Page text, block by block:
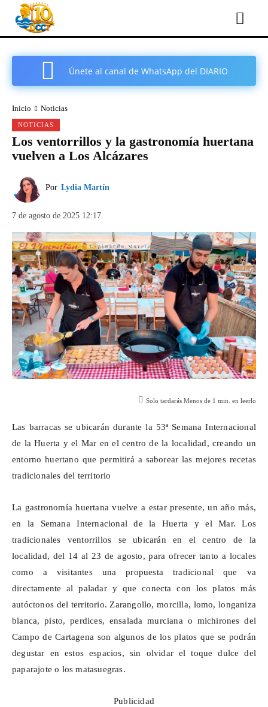
Únete al canal de WhatsApp del DIARIO
Inicio Noticias
NOTICIAS
Los ventorrillos y la gastronomía huertana
vuelven a Los Alcázares
Por Lydia Martín
7 de agosto de 2025 12:17
Solo tardarás Menos de 1 min. en leerlo
Las barracas se ubicarán durante la 53ª Semana Internacional
de la Huerta y el Mar en el centro de la localidad, creando un
entorno huertano que permitirá a saborear las mejores recetas
tradicionales del territorio
La gastronomía huertana vuelve a estar presente, un año más,
en la Semana Internacional de la Huerta y el Mar. Los
tradicionales ventorrillos se ubicarán en el centro de la
localidad, del 14 al 23 de agosto, para ofrecer tanto a locales
como a visitantes una propuesta tradicional que va
directamente al paladar y que conecta con los platos más
autóctonos del territorio. Zarangollo, morcilla, lomo, longaniza
blanca, pisto, perdices, ensalada murciana o michirones del
Campo de Cartagena son algunos de los platos que se podrán
degustar en estos espacios, sin olvidar el toque dulce del
paparajote o los matasuegras.
Publicidad